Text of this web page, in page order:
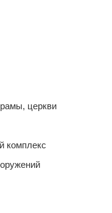
церкви
комплекс